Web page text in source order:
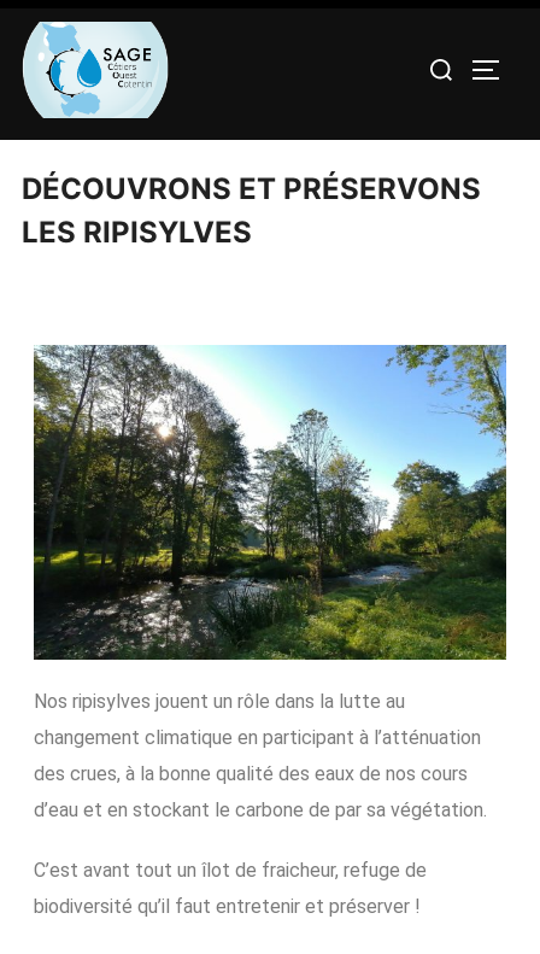
DÉCOUVRONS ET PRÉSERVONS
LES RIPISYLVES
Nos ripisylves jouent un rôle dans la lutte au
changement climatique en participant à l’atténuation
des crues, à la bonne qualité des eaux de nos cours
d’eau et en stockant le carbone de par sa végétation.
C’est avant tout un îlot de fraicheur, refuge de
biodiversité qu’il faut entretenir et préserver !